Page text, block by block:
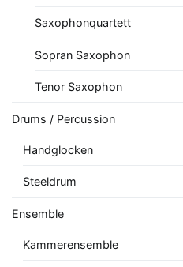
Saxophonquartett
Sopran Saxophon
Tenor Saxophon
Drums / Percussion
Handglocken
Steeldrum
Ensemble
Kammerensemble